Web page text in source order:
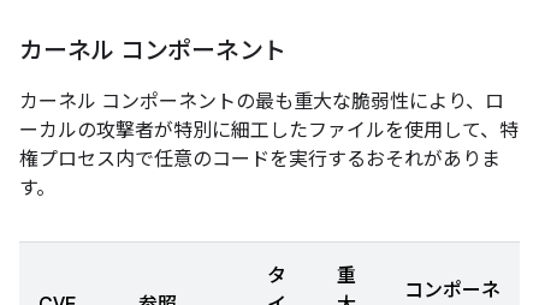
カーネル コンポーネント
カーネル コンポーネントの最も重大な脆弱性により、ロ
ーカルの攻撃者が特別に細工したファイルを使用して、特
権プロセス内で任意のコードを実行するおそれがありま
す。
タ
重
コンポーネ